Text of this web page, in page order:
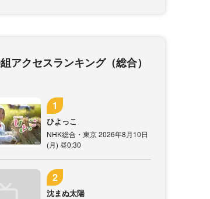
アクセスランキング（総合）
ひよっこ
NHK総合・東京 2026年8月10日
(月) 昼0:30
沈まぬ太陽